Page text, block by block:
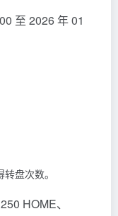
至 2026 年 01
盘次数。
HOME、